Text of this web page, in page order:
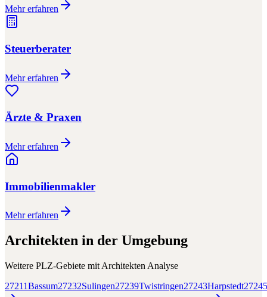
Mehr erfahren
Steuerberater
Mehr erfahren
Ärzte & Praxen
Mehr erfahren
Immobilienmakler
Mehr erfahren
Architekten in der Umgebung
Weitere PLZ-Gebiete mit Architekten Analyse
27211Bassum27232Sulingen27239Twistringen27243Harpstedt27245